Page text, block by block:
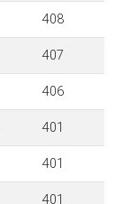
408
407
406
401
401
401